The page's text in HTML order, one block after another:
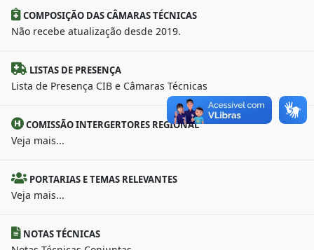
COMPOSIÇÃO DAS CÂMARAS TÉCNICAS
Não recebe atualização desde 2019.
LISTAS DE PRESENÇA
Lista de Presença CIB e Câmaras Técnicas
COMISSÃO INTERGERTORES REGIONAL
Veja mais...
PORTARIAS E TEMAS RELEVANTES
Veja mais...
NOTAS TÉCNICAS